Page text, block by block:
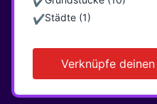
✔Städte (1)
Verknüpfe